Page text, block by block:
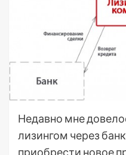
Недавно мне
лизингом через
приобрести новое